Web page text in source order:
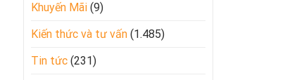
Khuyến Mãi (9)
Kiến thức và tư vấn (1.485)
Tin tức (231)